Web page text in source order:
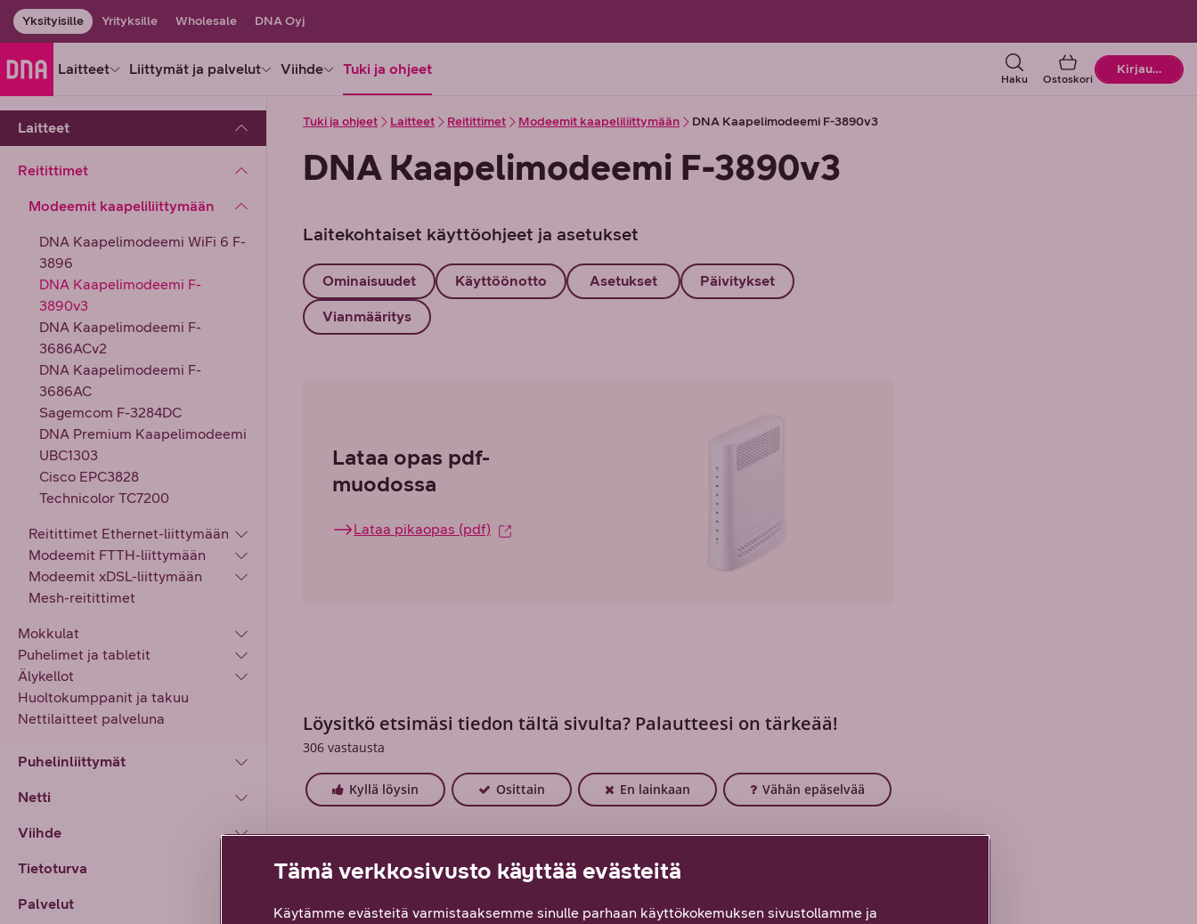
Yksityisille Yrityksille Wholesale DNA Oyj
Laitteet Liittymät ja palvelut Viihde Tuki ja ohjeet
Haku Ostoskori
Ostoskori
Kirjaudu
Laitteet
Reitittimet
Modeemit kaapeliliittymään
DNA Kaapelimodeemi WiFi 6 F-
3896
DNA Kaapelimodeemi F-
3890v3
DNA Kaapelimodeemi F-
3686ACv2
DNA Kaapelimodeemi F-
3686AC
Sagemcom F-3284DC
DNA Premium Kaapelimodeemi
UBC1303
Cisco EPC3828
Technicolor TC7200
Reitittimet Ethernet-liittymään
Modeemit FTTH-liittymään
Modeemit xDSL-liittymään
Mesh-reitittimet
Mokkulat
Puhelimet ja tabletit
Älykellot
Huoltokumppanit ja takuu
Nettilaitteet palveluna
Puhelinliittymät
Netti
Viihde
Tietoturva
Palvelut
Tuki ja ohjeet Laitteet Reitittimet Modeemit kaapeliliittymään DNA Kaapelimodeemi F-3890v3
DNA Kaapelimodeemi F-3890v3
Laitekohtaiset käyttöohjeet ja asetukset
Ominaisuudet Käyttöönotto Asetukset Päivitykset
Vianmääritys
Lataa opas pdf-
muodossa
Lataa pikaopas (pdf)
Löysitkö etsimäsi tiedon tältä sivulta? Palautteesi on tärkeää!
306 vastausta
Kyllä löysin Osittain En lainkaan Vähän epäselvää
Tämä verkkosivusto käyttää evästeitä
Käytämme evästeitä varmistaaksemme sinulle parhaan käyttökokemuksen sivustollamme ja